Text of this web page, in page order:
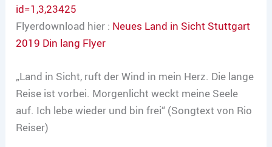
id=1,3,23425
Flyerdownload hier : Neues Land in Sicht Stuttgart
2019 Din lang Flyer
„Land in Sicht, ruft der Wind in mein Herz. Die lange
Reise ist vorbei. Morgenlicht weckt meine Seele
auf. Ich lebe wieder und bin frei“ (Songtext von Rio
Reiser)